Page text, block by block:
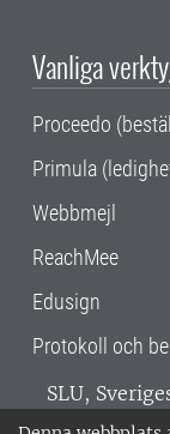
Vanliga
Proceedo
Primula
Webbmejl
ReachMee
Edusign
Protokoll och
SLU,
verksamhet